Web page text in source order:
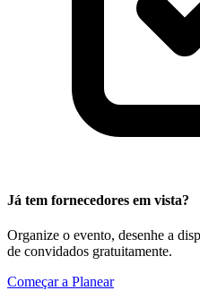
Já tem fornecedores em vista?
Organize o evento, desenhe a
de convidados gratuitamente.
Começar a Planear